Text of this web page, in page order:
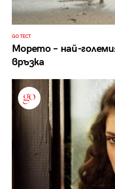
GO ТЕСТ
Морето – най-
връзка